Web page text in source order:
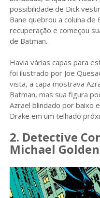
possibilidade de Dick
Bane quebrou a coluna de
recuperação e começou
de Batman.
Havia várias capas para
foi ilustrado por Joe
vista, a capa mostrava
Batman, mas sua figura
Azrael blindado por baixo
Drake em um telhado
2. Detective
Michael Golden